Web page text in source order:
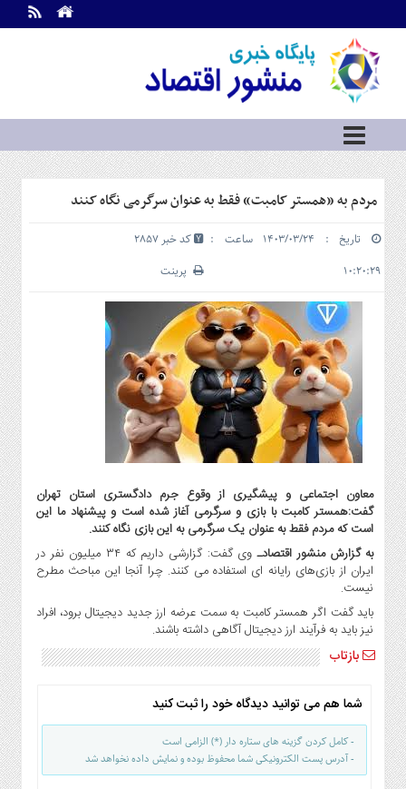
اطلاعات
تماس
ما
درباره
ما
سرویس
ها
بازار
سرمایه
و
بورس
و
شهری
گاز
و
پتروشیمی
و
خودرو
استارت
آپ
و
فن
آوری
بانک
،
بیمه
و
ارز
دیجیتال
کشاورزی
مردم به «همستر کامبت» فقط به عنوان سرگرمی نگاه کنند
تاریخ : ۱۴۰۳/۰۳/۲۴ ساعت :
۱۰:۲۰:۲۹
کد خبر 2857
پرینت
معاون اجتماعی و پیشگیری از وقوع جرم دادگستری استان تهران
گفت:همستر کامبت با بازی و سرگرمی آغاز شده است و پیشنهاد ما این
است که مردم فقط به عنوان یک سرگرمی به این بازی نگاه کنند.
به گزارش منشور اقتصادـ
وی گفت: گزارشی داریم که ۳۴ میلیون نفر در
ایران از بازی‌های رایانه ای استفاده می کنند. چرا آنجا این مباحث مطرح
نیست.
باید گفت اگر همستر کامبت به سمت عرضه ارز جدید دیجیتال برود، افراد
نیز باید به فرآیند ارز دیجیتال آگاهی داشته باشند.
بازتاب
شما هم می توانید دیدگاه خود را ثبت کنید
- کامل کردن گزینه های ستاره دار (*) الزامی است
- آدرس پست الکترونیکی شما محفوظ بوده و نمایش داده نخواهد شد